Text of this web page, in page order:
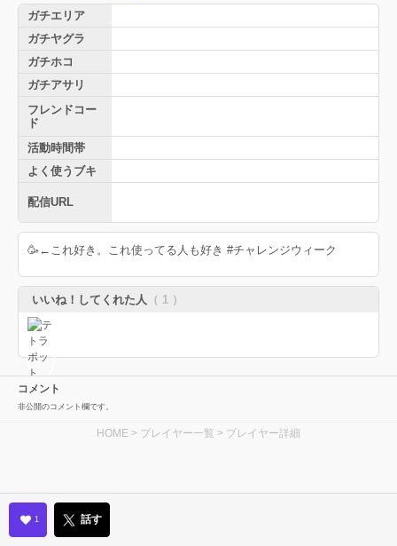
ガチエリア
ガチヤグラ
ガチホコ
ガチアサリ
フレンドコー
ド
活動時間帯
よく使うブキ
配信URL
🥳←これ好き。これ使ってる人も好き #チャレンジウィーク
いいね！してくれた人 （ 1 ）
コメント
非公開のコメント欄です。
HOME > プレイヤー一覧 > プレイヤー詳細
1 話す